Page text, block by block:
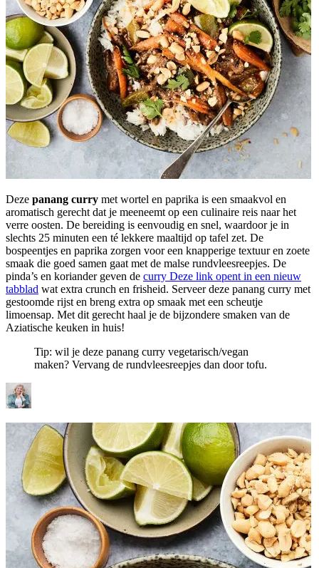
Deze panang curry met wortel en paprika is een smaakvol en
aromatisch gerecht dat je meeneemt op een culinaire reis naar het
verre oosten. De bereiding is eenvoudig en snel, waardoor je in
slechts 25 minuten een té lekkere maaltijd op tafel zet. De
bospeentjes en paprika zorgen voor een knapperige textuur en zoete
smaak die goed samen gaat met de malse rundvleesreepjes. De
pinda’s en koriander geven de curry Deze link opent in een nieuw
tabblad wat extra crunch en frisheid. Serveer deze panang curry met
gestoomde rijst en breng extra op smaak met een scheutje
limoensap. Met dit gerecht haal je de bijzondere smaken van de
Aziatische keuken in huis!
Tip: wil je deze panang curry vegetarisch/vegan
maken? Vervang de rundvleesreepjes dan door tofu.